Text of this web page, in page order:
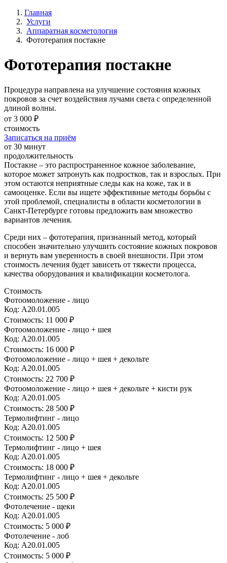
Главная
Услуги
Аппаратная косметология
Фототерапия постакне
Фототерапия постакне
Процедура направлена на улучшение состояния кожных
покровов за счет воздействия лучами света с определенной
длиной волны.
от 3 000 ₽
стоимость
Записаться на приём
от 30 минут
продолжительность
Постакне – это распространенное кожное заболевание,
которое может затронуть как подростков, так и взрослых. При
этом остаются неприятные следы как на коже, так и в
самооценке. Если вы ищете эффективные методы борьбы с
этой проблемой, специалисты в области косметологии в
Санкт-Петербурге готовы предложить вам множество
вариантов лечения.
Среди них – фототерапия, признанный метод, который
способен значительно улучшить состояние кожных покровов
и вернуть вам уверенность в своей внешности. При этом
стоимость лечения будет зависеть от тяжести процесса,
качества оборудования и квалификации косметолога.
Стоимость
Фотоомоложение - лицо
Код: А20.01.005
Стоимость: 11 000 ₽
Фотоомоложение - лицо + шея
Код: А20.01.005
Стоимость: 16 000 ₽
Фотоомоложение - лицо + шея + декольте
Код: А20.01.005
Стоимость: 22 700 ₽
Фотоомоложение - лицо + шея + декольте + кисти рук
Код: А20.01.005
Стоимость: 28 500 ₽
Термолифтинг - лицо
Код: А20.01.005
Стоимость: 12 500 ₽
Термолифтинг - лицо + шея
Код: А20.01.005
Стоимость: 18 000 ₽
Термолифтинг - лицо + шея + декольте
Код: А20.01.005
Стоимость: 25 500 ₽
Фотолечение - щеки
Код: А20.01.005
Стоимость: 5 000 ₽
Фотолечение - лоб
Код: А20.01.005
Стоимость: 5 000 ₽